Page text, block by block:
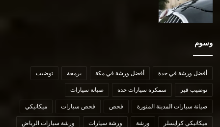
وسوم
أفضل ورشة في جدة أفضل ورشة في مكة برمجة توضيب
توضيب قير سمكرة سيارات جدة صيانة سيارات
صيانة سيارات المدينة المنورة فحص فحص سيارات ميكانيكي
ميكانيكي كرايسلر ورشة ورشة سيارات ورشة سيارات الرياض